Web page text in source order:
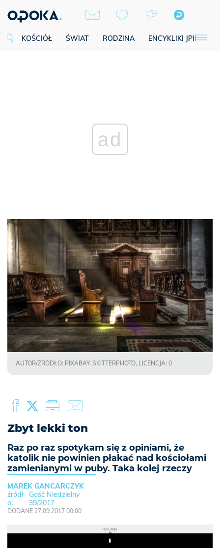
KOŚCIÓŁ ŚWIAT RODZINA ENCYKLIKI JPII
ad
AUTOR/ŹRÓDŁO: PIXABAY, SKITTERPHOTO, LICENCJA: 0
Zbyt lekki ton
Raz po raz spotykam się z opiniami, że
katolik nie powinien płakać nad kościołami
zamienianymi w puby. Taka kolej rzeczy
MAREK GANCARCZYK
Gość Niedzielny
39/2017
DODANE 27.09.2017 00:00
REKLAMA
Play